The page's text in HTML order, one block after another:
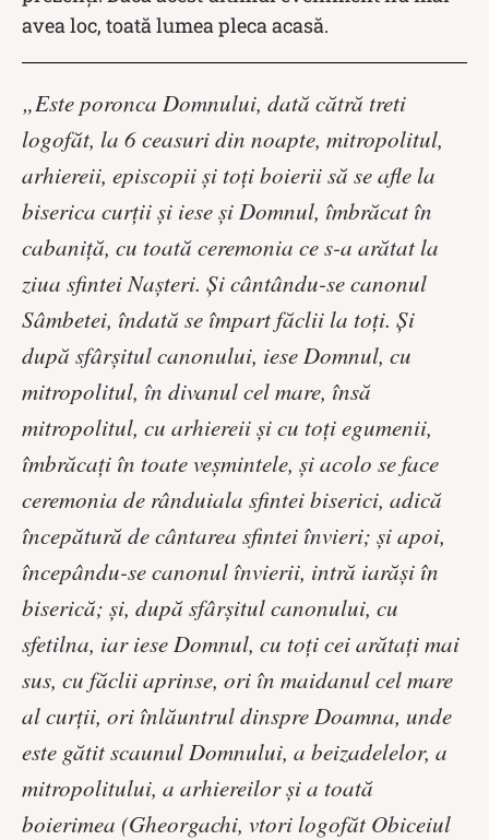
avea loc, toată lumea pleca acasă.
„Este poronca Domnului, dată cătră treti
logofăt, la 6 ceasuri din noapte, mitropolitul,
arhiereii, episcopii şi toţi boierii să se afle la
biserica curţii şi iese şi Domnul, îmbrăcat în
cabaniţă, cu toată ceremonia ce s-a arătat la
ziua sfintei Naşteri. Şi cântându-se canonul
Sâmbetei, îndată se împart făclii la toţi. Şi
după sfârşitul canonului, iese Domnul, cu
mitropolitul, în divanul cel mare, însă
mitropolitul, cu arhiereii şi cu toţi egumenii,
îmbrăcaţi în toate veşmintele, şi acolo se face
ceremonia de rânduiala sfintei biserici, adică
începătură de cântarea sfintei învieri; şi apoi,
începându-se canonul învierii, intră iarăşi în
biserică; şi, după sfârşitul canonului, cu
sfetilna, iar iese Domnul, cu toţi cei arătaţi mai
sus, cu făclii aprinse, ori în maidanul cel mare
al curţii, ori înlăuntrul dinspre Doamna, unde
este gătit scaunul Domnului, a beizadelelor, a
mitropolitului, a arhiereilor şi a toată
boierimea (Gheorgachi, vtori logofăt Obiceiul